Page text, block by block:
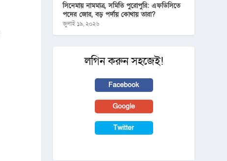
সিনেমায় নামমাত্র, সমিতি পুরোপুরি: এফডিসিতে
পদের জোর, বড় পর্দায় কোথায় তারা?
জুলাই ১৯, ২০২৬
লগিন করুন সহজেই!
Facebook
Google
Twitter